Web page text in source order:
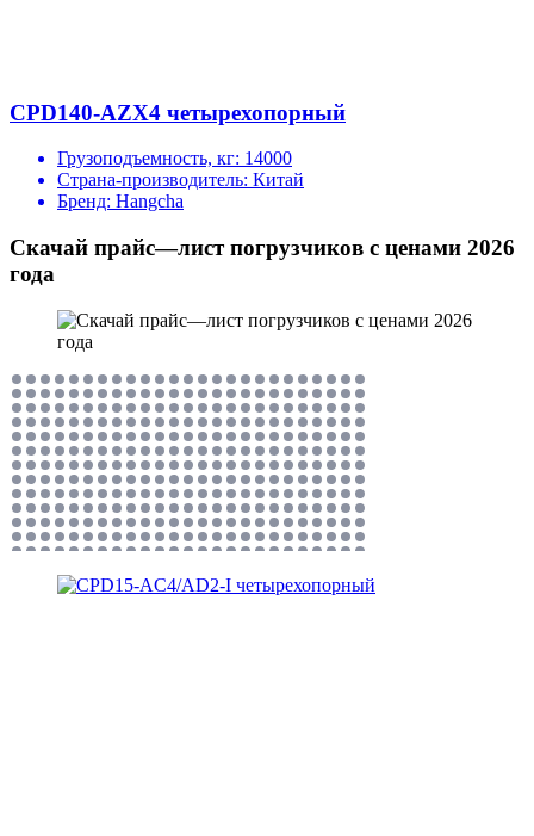
CPD140-AZX4 четырехопорный
Грузоподъемность, кг: 14000
Страна-производитель: Китай
Бренд: Hangcha
Скачай прайс—лист погрузчиков с ценами 2026
года